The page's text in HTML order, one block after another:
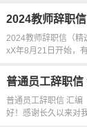
2024教师辞职信
2024教师辞职信（精
xX年8月21日开始，
普通员工辞职信
普通员工辞职信 汇编
好！感谢长久以来对